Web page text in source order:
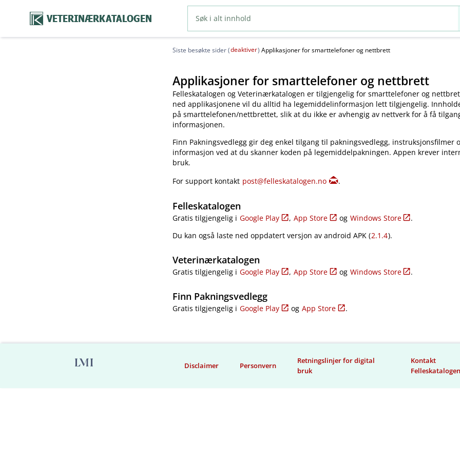
VETERINÆRKATALOGEN
Siste besøkte sider (deaktiver) Applikasjoner for smarttelefoner og nettbrett
Applikasjoner for smarttelefoner og nettbrett
Felleskatalogen og Veterinærkatalogen er tilgjengelig for smarttelefoner og
ned applikasjonene vil du alltid ha legemiddelinformasjon lett tilgjengelig.
på smarttelefonen​/​nettbrettet, slik at du ikke er avhengig av nettverk for å få
informasjonen.
Finn Pakningsvedlegg gir deg enkel tilgang til pakningsvedlegg, instruksjonsfilmer
informasjon ved at du skanner koden på legemiddelpakningen. Appen krever
bruk.
For support kontakt post@felleskatalogen.no .
Felleskatalogen
Gratis tilgjengelig i Google Play , App Store og Windows Store
.
Du kan også laste ned oppdatert versjon av android APK (2.1.4).
Veterinærkatalogen
Gratis tilgjengelig i Google Play , App Store og Windows Store .
Finn Pakningsvedlegg
Gratis tilgjengelig i Google Play og App Store .
Disclaimer Personvern
Retningslinjer for digital
bruk
Kontakt
Felleskatalogen